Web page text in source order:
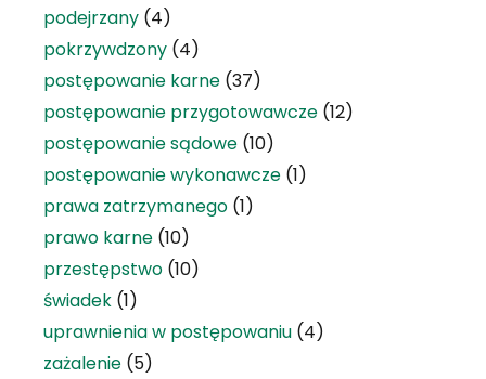
podejrzany (4)
pokrzywdzony (4)
postępowanie karne (37)
postępowanie przygotowawcze (12)
postępowanie sądowe (10)
postępowanie wykonawcze (1)
prawa zatrzymanego (1)
prawo karne (10)
przestępstwo (10)
świadek (1)
uprawnienia w postępowaniu (4)
zażalenie (5)